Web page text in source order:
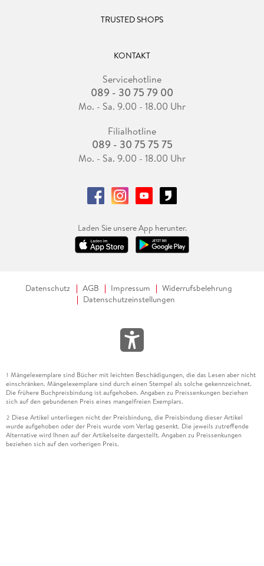
TRUSTED SHOPS
KONTAKT
Servicehotline
089 - 30 75 79 00
Mo. - Sa. 9.00 - 18.00 Uhr
Filialhotline
089 - 30 75 75 75
Mo. - Sa. 9.00 - 18.00 Uhr
Laden Sie unsere App herunter.
Datenschutz AGB Impressum
Widerrufsbelehrung
Datenschutzeinstellungen
1 Mängelexemplare sind Bücher mit leichten Beschädigungen, die das Lesen aber nicht
einschränken. Mängelexemplare sind durch einen Stempel als solche gekennzeichnet.
Die frühere Buchpreisbindung ist aufgehoben. Angaben zu Preissenkungen beziehen
sich auf den gebundenen Preis eines mangelfreien Exemplars.
2 Diese Artikel unterliegen nicht der Preisbindung, die Preisbindung dieser Artikel
wurde aufgehoben oder der Preis wurde vom Verlag gesenkt. Die jeweils zutreffende
Alternative wird Ihnen auf der Artikelseite dargestellt. Angaben zu Preissenkungen
beziehen sich auf den vorherigen Preis.